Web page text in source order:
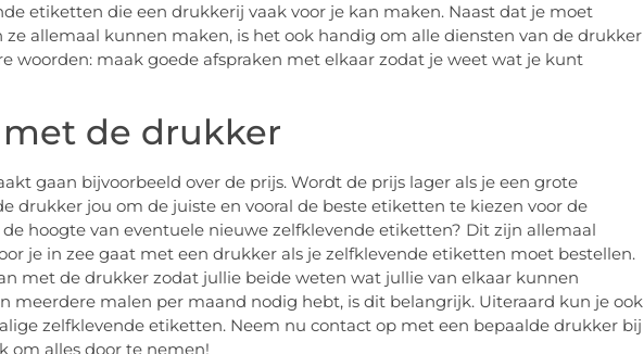
etiketten die een drukkerij vaak voor je kan maken. Naast dat je moet
allemaal kunnen maken, is het ook handig om alle diensten van de drukker
woorden: maak goede afspraken met elkaar zodat je weet wat je kunt
de drukker
gaan bijvoorbeeld over de prijs. Wordt de prijs lager als je een grote
drukker jou om de juiste en vooral de beste etiketten te kiezen voor de
hoogte van eventuele nieuwe zelfklevende etiketten? Dit zijn allemaal
je in zee gaat met een drukker als je zelfklevende etiketten moet bestellen.
met de drukker zodat jullie beide weten wat jullie van elkaar kunnen
meerdere malen per maand nodig hebt, is dit belangrijk. Uiteraard kun je ook
zelfklevende etiketten. Neem nu contact op met een bepaalde drukker bij
om alles door te nemen!